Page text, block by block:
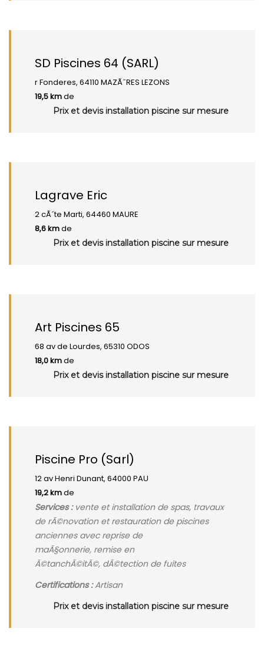
SD Piscines 64 (SARL)
r Fonderes, 64110 MAZÃˆRES LEZONS
19,5 kmde
Prix et devis installation piscine sur mesure
Lagrave Eric
2 cÃ´te Marti, 64460 MAURE
8,6 kmde
Prix et devis installation piscine sur mesure
Art Piscines 65
68 av de Lourdes, 65310 ODOS
18,0 kmde
Prix et devis installation piscine sur mesure
Piscine Pro (Sarl)
12 av Henri Dunant, 64000 PAU
19,2 kmde
Services :vente et installation de spas, travaux
de rÃ©novation et restauration de piscines
anciennes avec reprise de
maÃ§onnerie, remise en
Ã©tanchÃ©itÃ©, dÃ©tection de fuites
Certifications :Artisan
Prix et devis installation piscine sur mesure